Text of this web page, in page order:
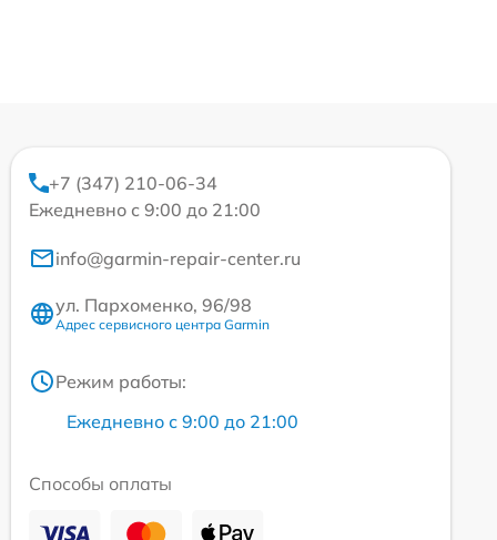
+7 (347) 210-06-34
Ежедневно с 9:00 до 21:00
info@garmin-repair-center.ru
ул. Пархоменко, 96/98
Адрес сервисного центра Garmin
Режим работы:
Ежедневно с 9:00 до 21:00
Способы оплаты